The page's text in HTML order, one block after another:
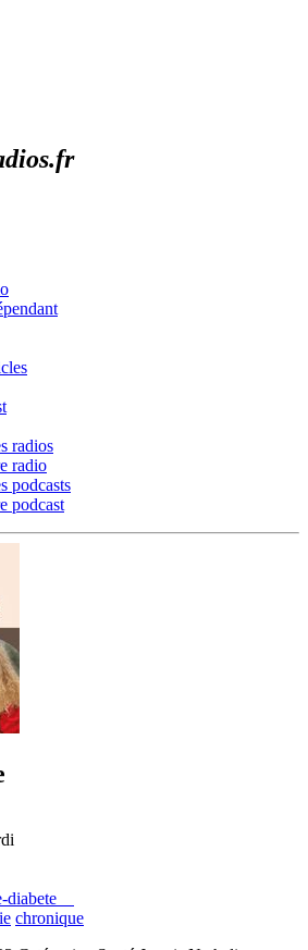
radios
radio
podcasts
podcast
diabete
chronique